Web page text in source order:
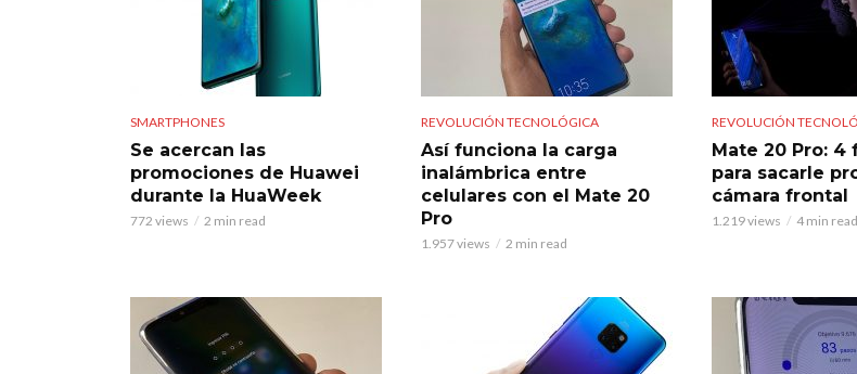
SMARTPHONES
Se acercan las
promociones de Huawei
durante la HuaWeek
772 views 2 min read
REVOLUCIÓN TECNOLÓGICA
Así funciona la carga
inalámbrica entre
celulares con el Mate 20
Pro
1.957 views 2 min read
REVOLUCIÓN
Mate 20 Pro: 4
para sacarle
cámara frontal
1.219 views 4 min read